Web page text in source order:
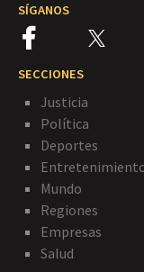
SÍGANOS
SECCIONES
Justicia
Política
Deportes
Mundo
Regiones
Empresas
Salud